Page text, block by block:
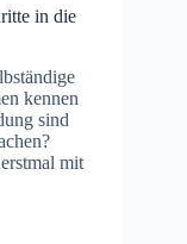
in die
kennen
sind
mit